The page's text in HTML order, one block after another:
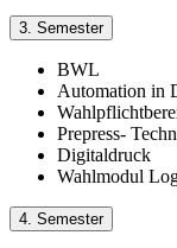
3. Semester
BWL
Automation in
Prepress-
Digitaldruck
Wahlmodul
4. Semester